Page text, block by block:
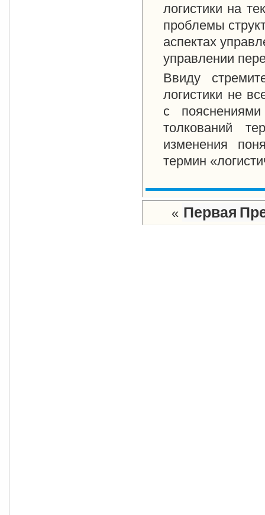
логистики на
проблемы
аспектах
управлении
Ввиду
логистики не
с
толкований
изменения
термин
« Первая